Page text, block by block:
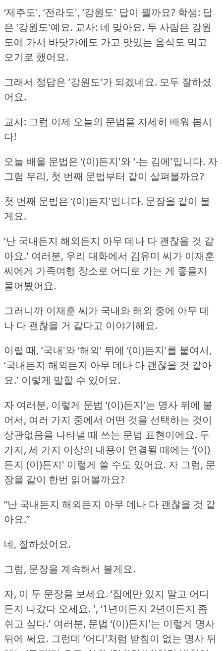
‘제주도', ‘전라도', ‘강원도' 답이 뭘까요? 학생: 답
은 ‘강원도'예요. 교사: 네 맞아요. 두 사람은 강원
도에 가서 바닷가에도 가고 맛있는 음식도 먹고
오기로 했어요.
그래서 정답은 ‘강원도'가 되겠네요. 모두 잘하셨
어요.
교사: 그럼 이제 오늘의 문법을 자세히 배워 봅시
다!
오늘 배울 문법은 ‘(이)든지'와 ‘-는 김에'입니다. 자
그럼 우리, 첫 번째 문법부터 같이 살펴볼까요?
첫 번째 문법은 ‘(이)든지'입니다. 문장을 같이 볼
게요.
‘난 국내든지 해외든지 아무 데나 다 괜찮을 것 같
아요.' 여러분, 우리 대화에서 김유미 씨가 이재훈
씨에게 가족여행 장소로 어디로 가는 게 좋을지
물어봤어요.
그러니까 이재훈 씨가 국내와 해외 중에 아무 데
나 다 괜찮을 거 같다고 이야기해요.
이럴 때, ‘국내'와 ‘해외' 뒤에 ‘(이)든지'를 붙여서,
‘국내든지 해외든지 아무 데나 다 괜찮을 것 같아
요.' 이렇게 말할 수 있어요.
자 여러분, 이렇게 문법 ‘(이)든지'는 명사 뒤에 붙
어서, 여러 가지 중에서 어떤 것을 선택하는 것이
상관없음을 나타낼 때 쓰는 문법 표현이에요. 두
가지, 세 가지 이상의 내용이 연결될 때에는 ‘(이)
든지 (이)든지' 이렇게 쓸 수도 있어요. 자 그럼, 문
장을 같이 한번 읽어볼까요?
“난 국내든지 해외든지 아무 데나 다 괜찮을 것 같
아요.”
네, 잘하셨어요.
그럼, 문장을 계속해서 볼게요.
자, 이 두 문장을 보세요. ‘집에만 있지 말고 어디
든지 나갔다 오세요. ', ‘1년이든지 2년이든지 좀
쉬고 싶다.' 여러분, 문법 ‘(이)든지'는 이렇게 명사
뒤에 써요. 그런데 ‘어디'처럼 받침이 없는 명사 뒤